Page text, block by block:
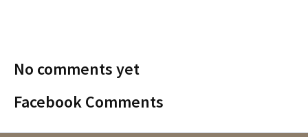
No comments yet
Facebook Comments